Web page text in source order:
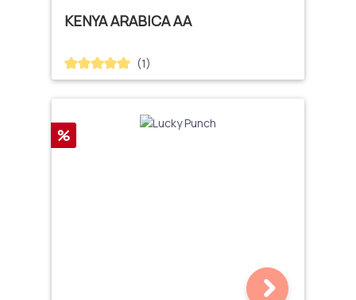
KENYA ARABICA AA
Durchschnittliche Bewertung von 5 von 5 Sternen
(1)
Rabatt
%